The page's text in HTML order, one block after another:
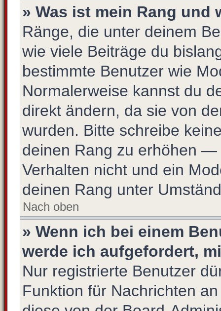
» Was ist mein Rang und
Ränge, die unter deinem
wie viele Beiträge du
bestimmte Benutzer wie
Normalerweise kannst du
direkt ändern, da sie von
wurden. Bitte schreibe
deinen Rang zu erhöhen
Verhalten nicht und ein
deinen Rang unter
Nach oben
» Wenn ich bei einem
werde ich aufgefordert,
Nur registrierte Benutzer
Funktion für Nachrichten